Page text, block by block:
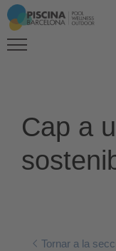
Cap a
Tornar a la